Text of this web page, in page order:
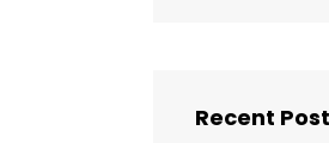
Recent